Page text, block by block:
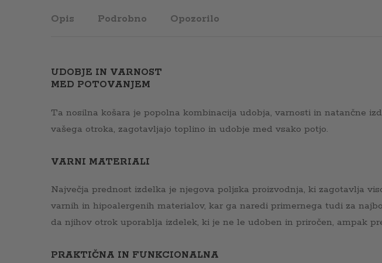
Opis Podrobno Opozorilo
UDOBJE IN VARNOST
MED POTOVANJEM
Ta nosilna košara je popolna kombinacija udobja, varnosti in natančne
vašega otroka, zagotavljajo toplino in udobje med vsako potjo.
VARNI MATERIALI
Največja prednost izdelka je njegova poljska proizvodnja, ki zagotavlja
varnih in hipoalergenih materialov, kar ga naredi primernega tudi za
da njihov otrok uporablja izdelek, ki je ne le udoben in priročen, ampak
PRAKTIČNA IN FUNKCIONALNA